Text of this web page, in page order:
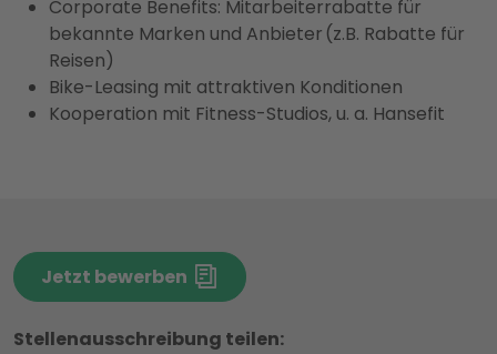
Corporate Benefits: Mitarbeiterrabatte für
bekannte Marken und Anbieter (z.B. Rabatte für
Reisen)
Bike-Leasing mit attraktiven Konditionen
Kooperation mit Fitness-Studios, u. a. Hansefit
Jetzt bewerben
Stellenausschreibung teilen: